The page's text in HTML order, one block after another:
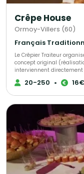
Crêpe House
Ormoy-Villers (60)
Le Crêpier Traiteur
concept original
interviennent directement
proposent un large choix
20-250 •